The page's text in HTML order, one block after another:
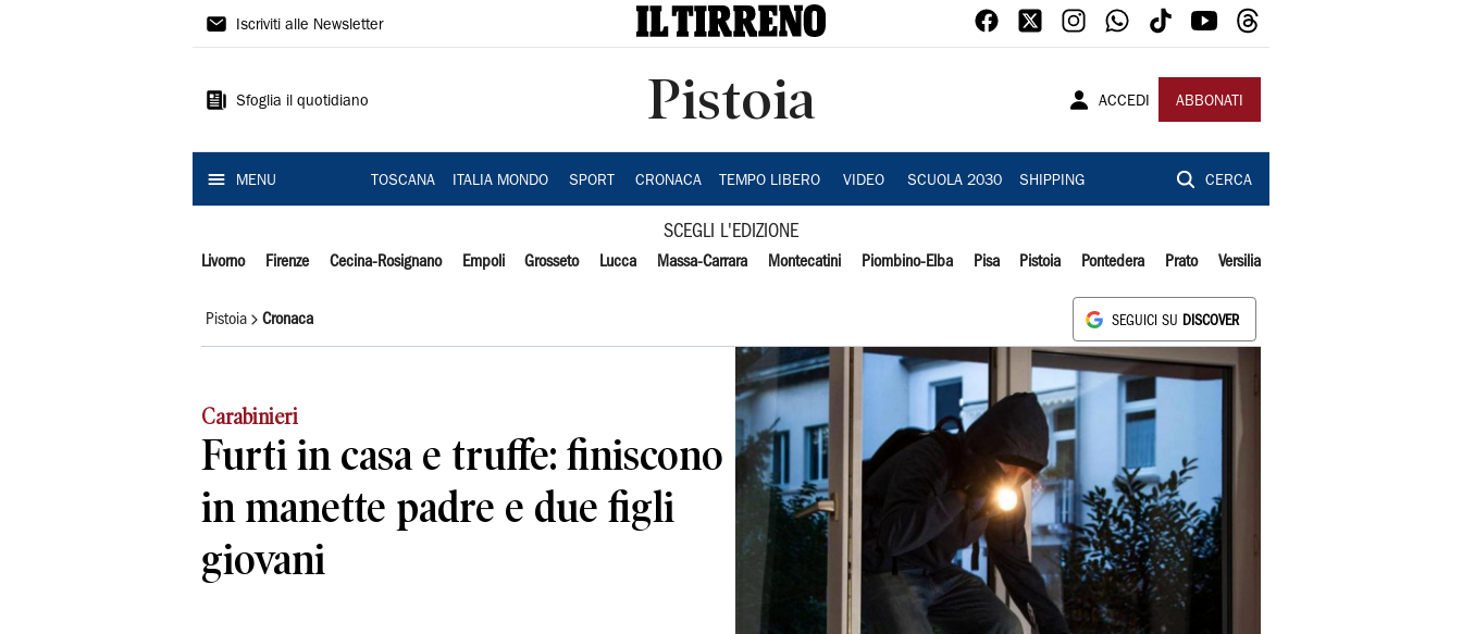
Il
Iscriviti alle Newsletter
Sfoglia il quotidiano Pistoia ACCEDI ABBONATI
MENU TOSCANA ITALIA MONDO SPORT CRONACA TEMPO LIBERO VIDEO SCUOLA 2030 SHIPPING CERCA
SCEGLI L'EDIZIONE
Livorno Firenze Cecina-Rosignano Empoli Grosseto Lucca Massa-Carrara Montecatini Piombino-Elba Pisa Pistoia Pontedera Prato Versilia
Pistoia Cronaca SEGUICI SU DISCOVER
Carabinieri
Furti in casa e truffe: finiscono
in manette padre e due figli
giovani